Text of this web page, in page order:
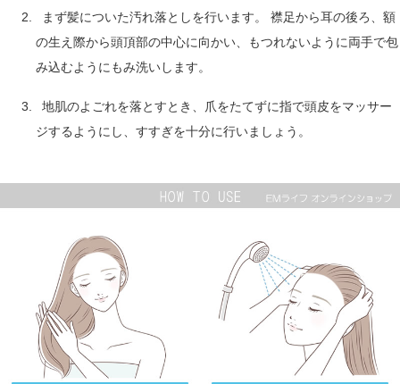
まず髪についた汚れ落としを行います。 襟足から耳の後ろ、額
の生え際から頭頂部の中心に向かい、もつれないように両手で包
み込むようにもみ洗いします。
地肌のよごれを落とすとき、爪をたてずに指で頭皮をマッサー
ジするようにし、すすぎを十分に行いましょう。